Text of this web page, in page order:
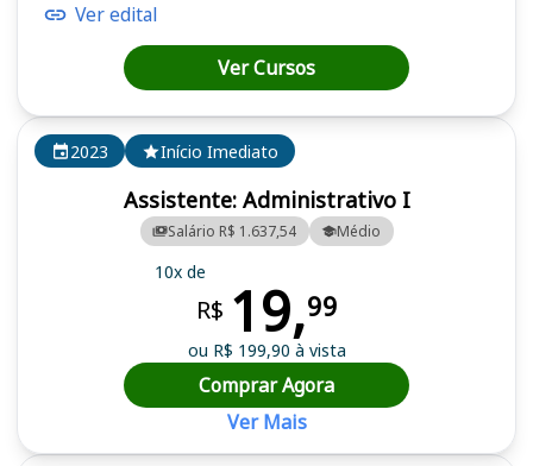
2023 Início Imediato
Assistente: Administrativo I
Salário R$ 1.637,54 Médio
10x de
R$ 19,99
ou R$ 199,90 à vista
Comprar Agora
Ver Mais
Ver edital
Ver Cursos